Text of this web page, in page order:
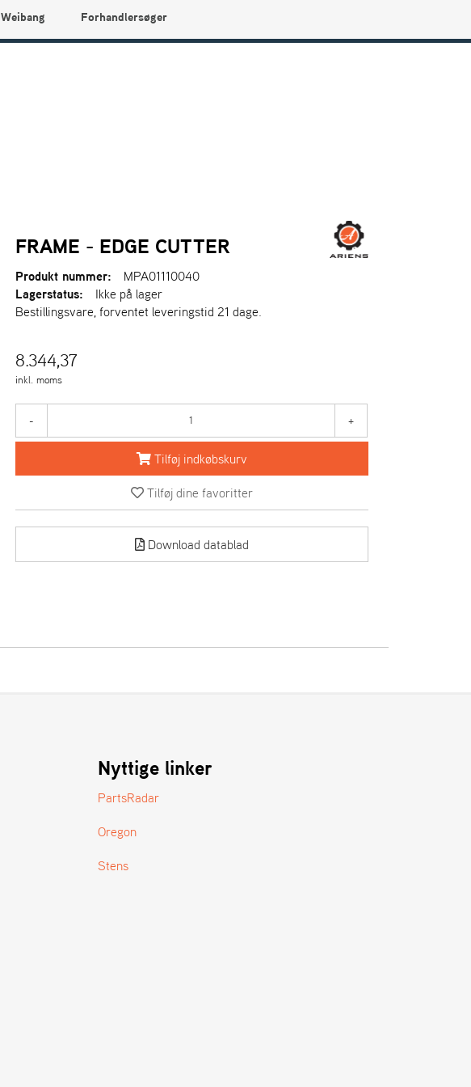
Weibang Forhandlersøger
FRAME - EDGE CUTTER
Produkt nummer:
MPA01110040
Lagerstatus:
Ikke på lager
Bestillingsvare, forventet leveringstid 21 dage.
8.344,37
inkl. moms
- +
Tilføj indkøbskurv
Tilføj dine favoritter
Download datablad
Nyttige linker
PartsRadar
Oregon
Stens